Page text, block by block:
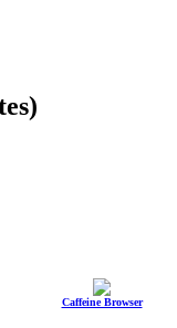
Caffeine Browser